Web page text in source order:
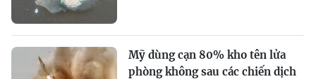
Mỹ dùng cạn 80% kho tên lửa
phòng không sau các chiến dịch